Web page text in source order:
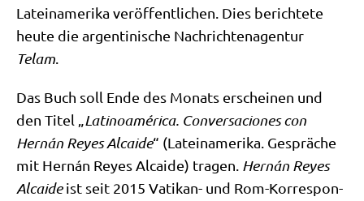
Latein­ame­ri­ka ver­öf­fent­li­chen. Dies berich­te­te
heu­te die argen­ti­ni­sche Nach­rich­ten­agen­tur
Telam.
Das Buch soll Ende des Monats erschei­nen und
den Titel „Lati­no­amé­ri­ca. Con­ver­sa­cio­nes con
Hernán Rey­es Alcai­de“ (Latein­ame­ri­ka. Gesprä­che
mit Hernán Rey­es Alcai­de) tra­gen. Hernán Rey­es
Alcai­deist seit 2015 Vati­kan- und Rom-Kor­re­spon­